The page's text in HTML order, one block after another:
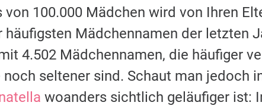
100.000 Mädchen wird von Ihren
häufigsten Mädchennamen der letzten
4.502 Mädchennamen, die häufiger
seltener sind. Schaut man jedoch
woanders sichtlich geläufiger ist: